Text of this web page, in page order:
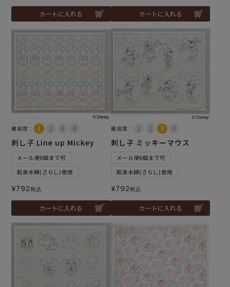
カートに入れる カートに入れる
難易度：
刺し子 Line up Mickey
メール便6個まで可
和泉木綿(さらし)使用
¥792税込
カートに入れる
難易度：
刺し子 ミッキーマウス
メール便6個まで可
和泉木綿(さらし)使用
¥792税込
カートに入れる